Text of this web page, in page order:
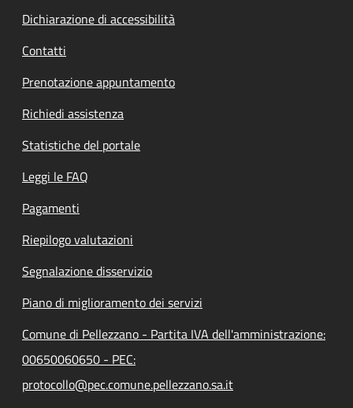
Dichiarazione di accessibilità
Contatti
Prenotazione appuntamento
Richiedi assistenza
Statistiche del portale
Leggi le FAQ
Pagamenti
Riepilogo valutazioni
Segnalazione disservizio
Piano di miglioramento dei servizi
Comune di Pellezzano - Partita IVA dell'amministrazione:
00650060650 - PEC:
protocollo@pec.comune.pellezzano.sa.it